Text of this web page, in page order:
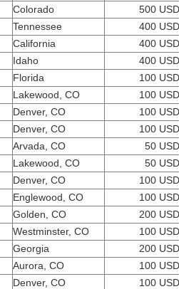
Colorado
500 USD
Tennessee
400 USD
California
400 USD
Idaho
400 USD
Florida
100 USD
Lakewood, CO
100 USD
Denver, CO
100 USD
Denver, CO
100 USD
Arvada, CO
50 USD
Lakewood, CO
50 USD
Denver, CO
100 USD
Englewood, CO
100 USD
Golden, CO
200 USD
Westminster, CO
100 USD
Georgia
200 USD
Aurora, CO
100 USD
Denver, CO
100 USD